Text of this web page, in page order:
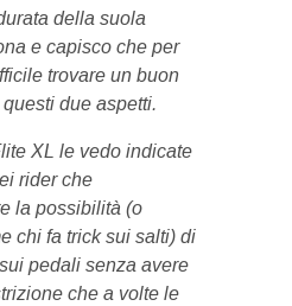
della suola
e capisco che per
trovare un buon
due aspetti.
XL le vedo indicate
rider che
la possibilità (o
chi fa trick sui salti) di
pedali senza avere
che a volte le